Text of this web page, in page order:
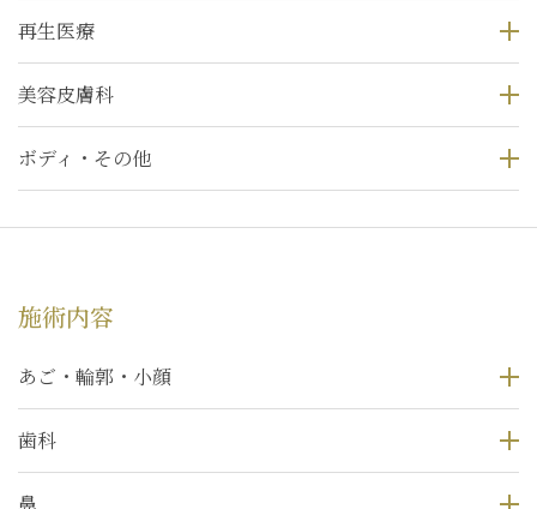
再生医療
美容皮膚科
ボディ・その他
施術内容
あご・輪郭・小顔
歯科
鼻